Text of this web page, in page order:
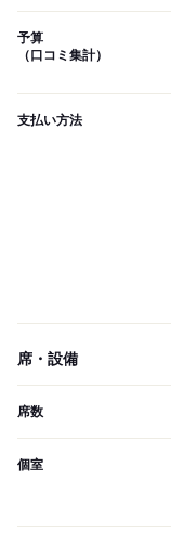
予算
（口コミ集計）
支払い方法
席・設備
席数
個室